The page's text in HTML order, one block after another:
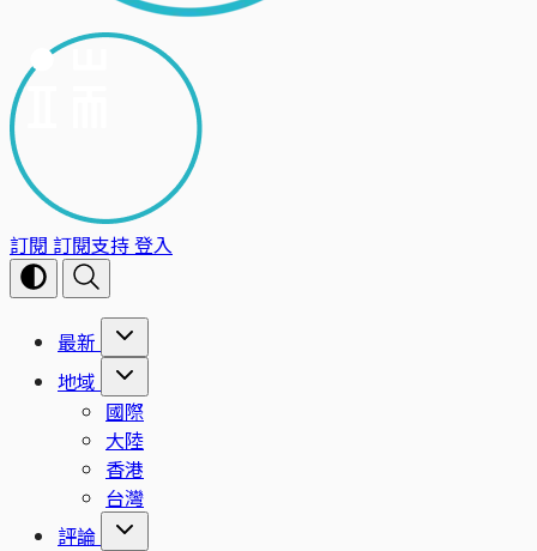
訂閱 訂閱支持登入
最新
地域
國際
大陸
香港
台灣
評論